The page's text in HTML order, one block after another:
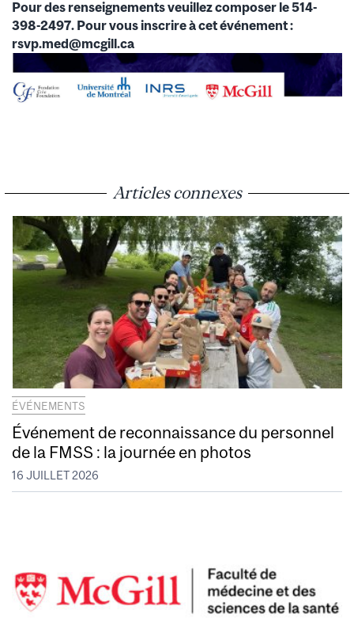
Pour des renseignements veuillez composer le 514-
398-2497. Pour vous inscrire à cet événement :
rsvp.med@mcgill.ca
Articles connexes
ÉVÉNEMENTS
Événement de reconnaissance du personnel
de la FMSS : la journée en photos
16 JUILLET 2026